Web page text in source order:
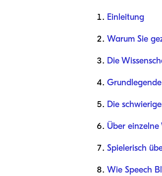
Einleitung
Warum Sie
Die
Die
Über
Spielerisch
Wie Speech